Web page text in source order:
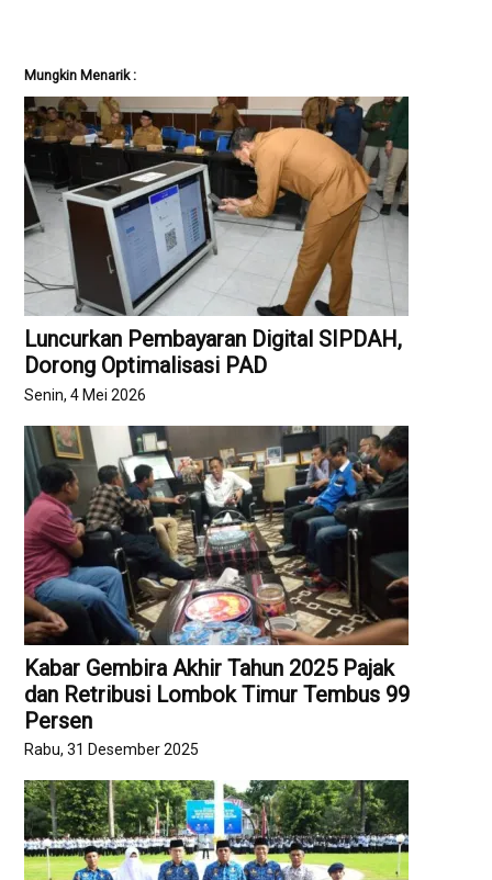
Mungkin Menarik :
Luncurkan Pembayaran Digital SIPDAH,
Dorong Optimalisasi PAD
Senin, 4 Mei 2026
Kabar Gembira Akhir Tahun 2025 Pajak
dan Retribusi Lombok Timur Tembus 99
Persen
Rabu, 31 Desember 2025